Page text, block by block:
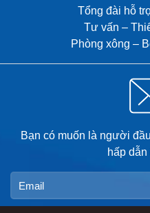
Tổng đài hỗ
Tư vấn –
Phòng xông –
Bạn có muốn là người
hấp